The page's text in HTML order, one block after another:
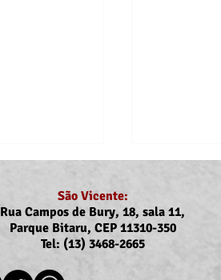
São Vicente:
Rua Campos de Bury, 18, sala 11,
Parque Bitaru, CEP 11310-350
Tel: (13) 3468-2665